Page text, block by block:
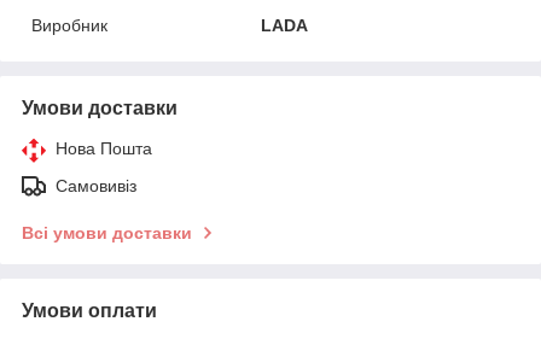
Виробник
LADA
Умови доставки
Нова Пошта
Самовивіз
Всі умови доставки
Умови оплати